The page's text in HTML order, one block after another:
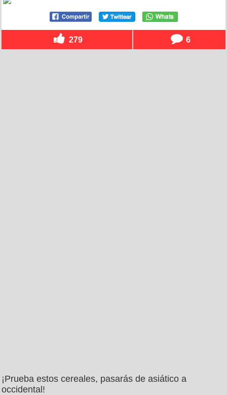
279 6
¡Prueba estos cereales, pasarás de asiático a
occidental!